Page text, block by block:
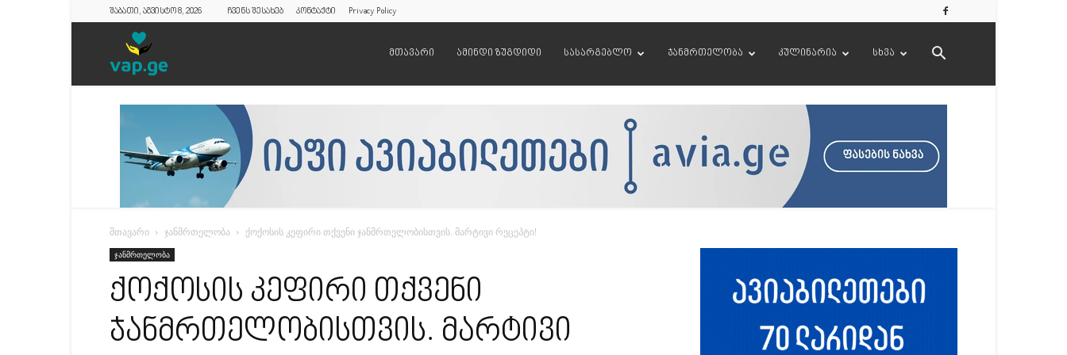
შაბათი, აგვისტო 8, 2026 ჩვენს შესახებ კონტაქტი Privacy Policy
მთავარი ამინდი ზუგდიდი სასარგებლო ჯანმრთელობა კულინარია სხვა
მთავარი ჯანმრთელობა ქოქოსის კეფირი თქვენი ჯანმრთელობისთვის. მარტივი რეცეპტი!
ჯანმრთელობა
ქოქოსის კეფირი თქვენი
ჯანმრთელობისთვის. მარტივი